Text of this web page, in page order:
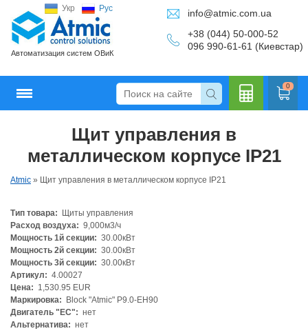
Укр Рус
Автоматизация систем ОВиК
info@atmic.com.ua
+38 (044) 50-000-52
096 990-61-61 (Киевстар)
0
Щит управления в
металлическом корпусе IP21
Atmic » Щит управления в металлическом корпусе IP21
Тип товара:
Щиты управления
Расход воздуха: 9,000м3/ч
Мощность 1й секции: 30.00кВт
Мощность 2й секции: 30.00кВт
Мощность 3й секции: 30.00кВт
Артикул: 4.00027
Цена: 1,530.95 EUR
Маркировка:
Block "Atmic" P9.0-EH90
Двигатель "ЕС": нет
Альтернатива: нет